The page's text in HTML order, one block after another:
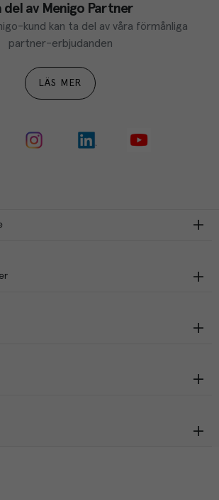
del av Menigo Partner
kund kan ta del av våra förmånliga
partner-erbjudanden
LÄS MER